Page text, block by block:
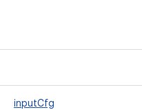
inputCfg